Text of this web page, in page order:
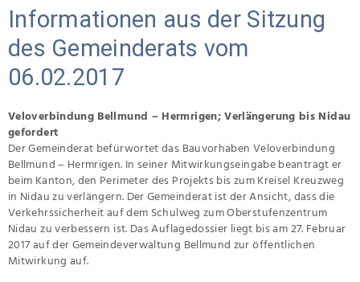
Informationen aus der Sitzung
des Gemeinderats vom
06.02.2017
Veloverbindung Bellmund – Hermrigen; Verlängerung bis Nidau
gefordert
Der Gemeinderat befürwortet das Bauvorhaben Veloverbindung
Bellmund – Hermrigen. In seiner Mitwirkungseingabe beantragt er
beim Kanton, den Perimeter des Projekts bis zum Kreisel Kreuzweg
in Nidau zu verlängern. Der Gemeinderat ist der Ansicht, dass die
Verkehrssicherheit auf dem Schulweg zum Oberstufenzentrum
Nidau zu verbessern ist. Das Auflagedossier liegt bis am 27. Februar
2017 auf der Gemeindeverwaltung Bellmund zur öffentlichen
Mitwirkung auf.